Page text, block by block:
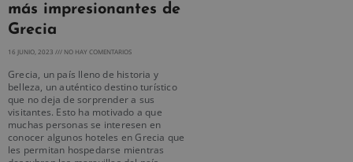
más impresionantes de
Grecia
16 JUNIO, 2023 NO HAY COMENTARIOS
Grecia, un país lleno de historia y
belleza, un auténtico destino turístico
que no deja de sorprender a sus
visitantes. Esto ha motivado a que
muchas personas se interesen en
conocer algunos hoteles en Grecia que
les permitan hospedarse mientras